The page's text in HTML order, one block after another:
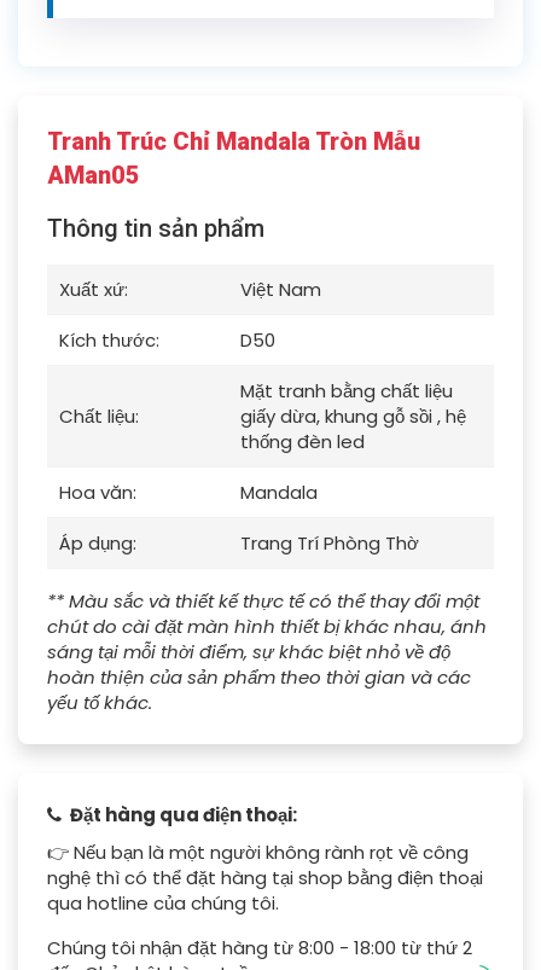
Tranh Trúc Chỉ Mandala Tròn Mẫu
AMan05
Thông tin sản phẩm
Xuất xứ:
Việt Nam
Kích thước:
D50
Chất liệu:
Mặt tranh bằng chất liệu
giấy dừa, khung gỗ sồi , hệ
thống đèn led
Hoa văn:
Mandala
Áp dụng:
Trang Trí Phòng Thờ
** Màu sắc và thiết kế thực tế có thể thay đổi một
chút do cài đặt màn hình thiết bị khác nhau, ánh
sáng tại mỗi thời điểm, sự khác biệt nhỏ về độ
hoàn thiện của sản phẩm theo thời gian và các
yếu tố khác.
Đặt hàng qua điện thoại:
👉 Nếu bạn là một người không rành rọt về công
nghệ thì có thể đặt hàng tại shop bằng điện thoại
qua hotline của chúng tôi.
Chúng tôi nhận đặt hàng từ 8:00 - 18:00 từ thứ 2